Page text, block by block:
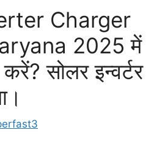
Charger
2025 में
सोलर इन्वर्टर